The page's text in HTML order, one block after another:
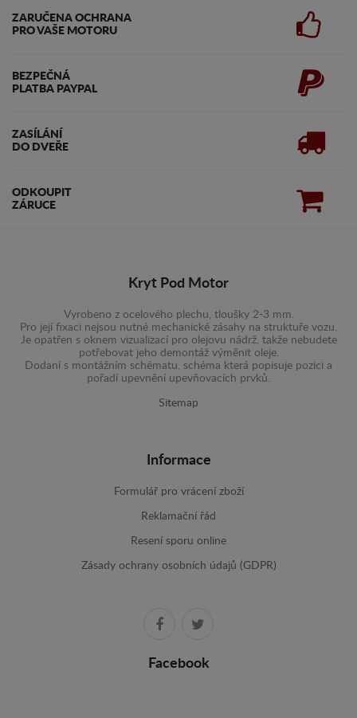
ZARUČENA OCHRANA
PRO VAŠE MOTORU
BEZPEČNÁ
PLATBA PAYPAL
ZASÍLÁNÍ
DO DVEŘE
ODKOUPIT
ZÁRUCE
Kryt Pod Motor
Vyrobeno z ocelového plechu, tloušky 2-3 mm.
Pro její fixaci nejsou nutné mechanické zásahy na struktuře vozu.
Je opatřen s oknem vizualizací pro olejovu nádrž, takže nebudete
potřebovat jeho demontáž výměnit oleje.
Dodaní s montážním schématu, schéma která popisuje pozici a
pořadí upevnění upevňovacích prvků.
Sitemap
Informace
Formulář pro vrácení zboží
Reklamační řád
Resení sporu online
Zásady ochrany osobních údajů (GDPR)
Facebook